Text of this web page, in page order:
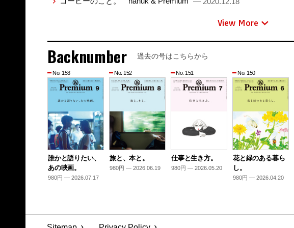
View More
Backnumber 過去の号はこちらから
No. 153
誰かと語りたい、
あの映画。
980円 — 2026.07.17
No. 152
旅と、本と。
980円 — 2026.06.19
No. 151
仕事と生き方。
980円 — 2026.05.20
No. 150
花と緑のある暮ら
し。
980円 — 2026.04.20